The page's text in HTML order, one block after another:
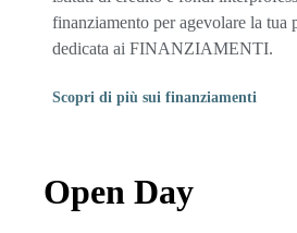
finanziamento per agevolare la tua
dedicata ai FINANZIAMENTI.
Scopri di più sui finanziamenti
Open Day